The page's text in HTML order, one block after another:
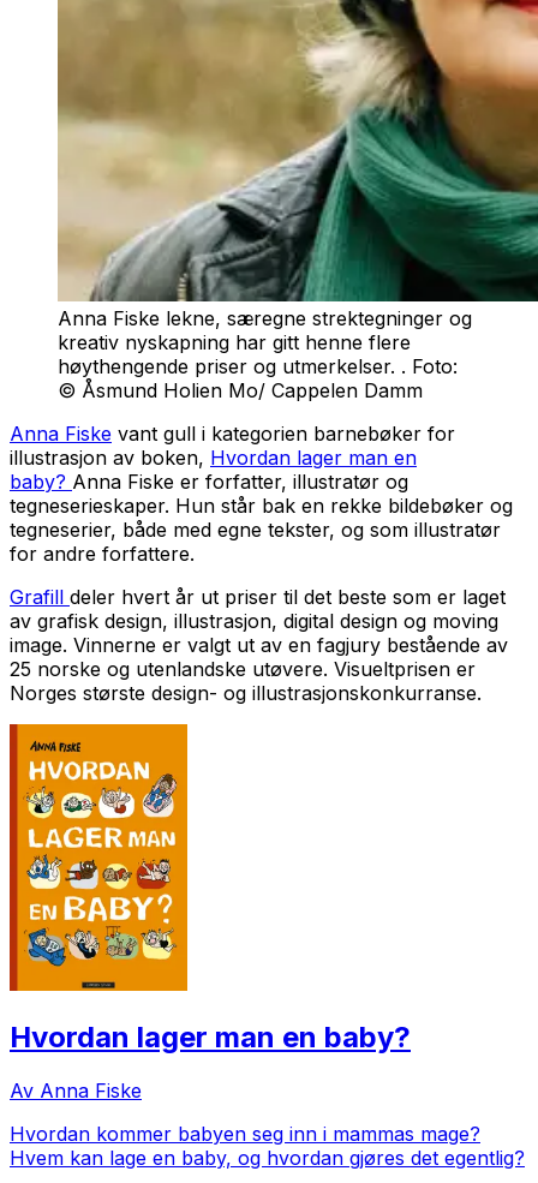
Anna Fiske lekne, særegne strektegninger og
kreativ nyskapning har gitt henne flere
høythengende priser og utmerkelser. . Foto:
© Åsmund Holien Mo/ Cappelen Damm
Anna Fiske vant gull i kategorien barnebøker for
illustrasjon av boken, Hvordan lager man en
baby? Anna Fiske er forfatter, illustratør og
tegneserieskaper. Hun står bak en rekke bildebøker og
tegneserier, både med egne tekster, og som illustratør
for andre forfattere.
Grafill deler hvert år ut priser til det beste som er laget
av grafisk design, illustrasjon, digital design og moving
image. Vinnerne er valgt ut av en fagjury bestående av
25 norske og utenlandske utøvere. Visueltprisen er
Norges største design- og illustrasjonskonkurranse.
Hvordan lager man en baby?
Av Anna Fiske
Hvordan kommer babyen seg inn i mammas mage?
Hvem kan lage en baby, og hvordan gjøres det egentlig?